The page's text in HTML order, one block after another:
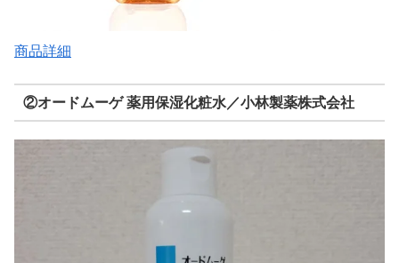
商品詳細
②オードムーゲ 薬用保湿化粧水／小林製薬株式会社